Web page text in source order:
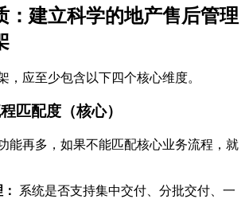
：建立科学的地产售后管理
，应至少包含以下四个核心维度。
匹配度（核心）
能再多，如果不能匹配核心业务流程，就
系统是否支持集中交付、分批交付、一